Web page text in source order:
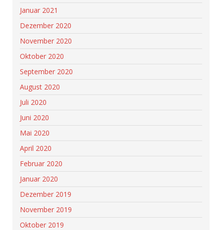
Januar 2021
Dezember 2020
November 2020
Oktober 2020
September 2020
August 2020
Juli 2020
Juni 2020
Mai 2020
April 2020
Februar 2020
Januar 2020
Dezember 2019
November 2019
Oktober 2019